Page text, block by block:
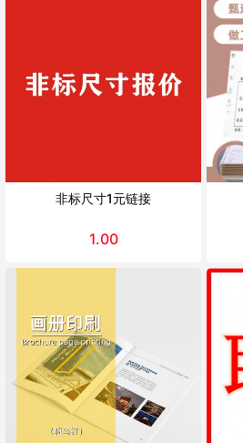
非标尺寸1元链接
1.00